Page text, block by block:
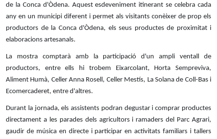
de la Conca d'Òdena. Aquest esdeveniment itinerant se celebra cada
any en un municipi diferent i permet als visitants conèixer de prop els
productors de la Conca d'Òdena, els seus productes de proximitat i
elaboracions artesanals.
La mostra comptarà amb la participació d'un ampli ventall de
productors, entre ells hi trobem Eixarcolant, Horta Sempreviva,
Aliment Humà, Celler Anna Rosell, Celler Mestís, La Solana de Coll-Bas i
Ecomercaderet, entre d'altres.
Durant la jornada, els assistents podran degustar i comprar productes
directament a les parades dels agricultors i ramaders del Parc Agrari,
gaudir de música en directe i participar en activitats familiars i tallers